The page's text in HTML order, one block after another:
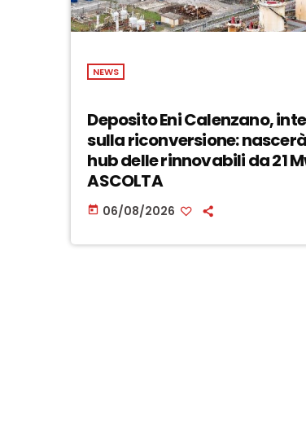
NEWS
Deposito Eni Calenzano,
sulla riconversione:
hub delle rinnovabili da 21
ASCOLTA
today 06/08/2026